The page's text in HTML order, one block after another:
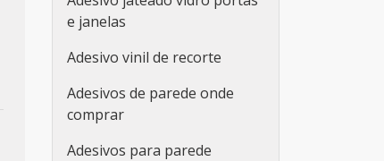
e janelas
Adesivo vinil de recorte
Adesivos de parede onde
comprar
Adesivos para parede